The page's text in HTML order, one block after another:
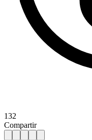
132
Compartir